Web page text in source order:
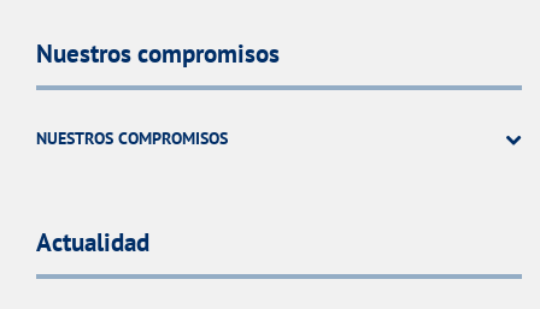
Nuestros compromisos
NUESTROS COMPROMISOS
Actualidad